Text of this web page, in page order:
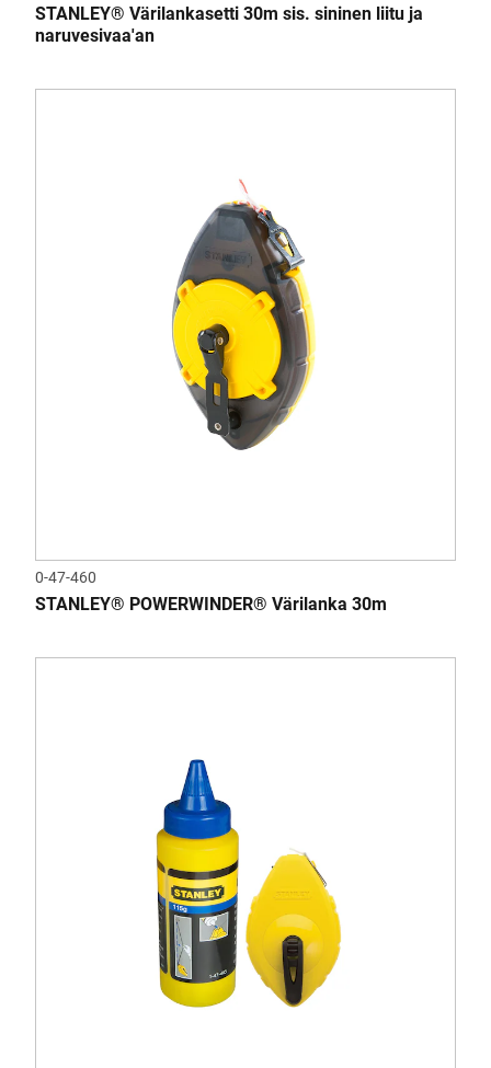
STANLEY® Värilankasetti 30m sis. sininen liitu ja
naruvesivaa'an
0-47-460
STANLEY® POWERWINDER® Värilanka 30m